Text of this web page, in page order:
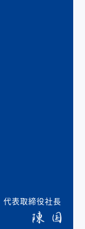
代表取締役社長